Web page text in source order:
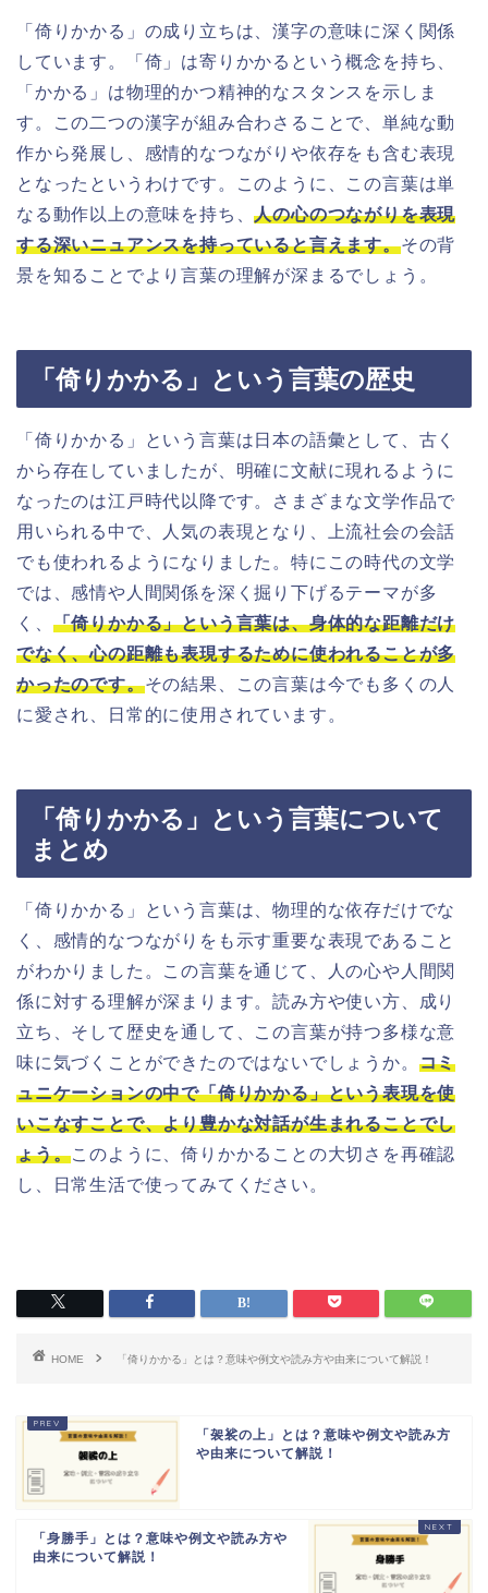
「倚りかかる」の成り立ちは、漢字の意味に深く関係
しています。「倚」は寄りかかるという概念を持ち、
「かかる」は物理的かつ精神的なスタンスを示しま
す。この二つの漢字が組み合わさることで、単純な動
作から発展し、感情的なつながりや依存をも含む表現
となったというわけです。このように、この言葉は単
なる動作以上の意味を持ち、人の心のつながりを表現
する深いニュアンスを持っていると言えます。その背
景を知ることでより言葉の理解が深まるでしょう。
「倚りかかる」という言葉の歴史
「倚りかかる」という言葉は日本の語彙として、古く
から存在していましたが、明確に文献に現れるように
なったのは江戸時代以降です。さまざまな文学作品で
用いられる中で、人気の表現となり、上流社会の会話
でも使われるようになりました。特にこの時代の文学
では、感情や人間関係を深く掘り下げるテーマが多
く、 「倚りかかる」という言葉は、身体的な距離だけ
でなく、心の距離も表現するために使われることが多
かったのです。その結果、この言葉は今でも多くの人
に愛され、日常的に使用されています。
「倚りかかる」という言葉について
まとめ
「倚りかかる」という言葉は、物理的な依存だけでな
く、感情的なつながりをも示す重要な表現であること
がわかりました。この言葉を通じて、人の心や人間関
係に対する理解が深まります。読み方や使い方、成り
立ち、そして歴史を通して、この言葉が持つ多様な意
味に気づくことができたのではないでしょうか。 コミ
ュニケーションの中で「倚りかかる」という表現を使
いこなすことで、より豊かな対話が生まれることでし
ょう。このように、倚りかかることの大切さを再確認
し、日常生活で使ってみてください。
HOME 「倚りかかる」とは？意味や例文や読み方や由来について解説！
「袈裟の上」とは？意味や例文や読み方
や由来について解説！
「身勝手」とは？意味や例文や読み方や
由来について解説！